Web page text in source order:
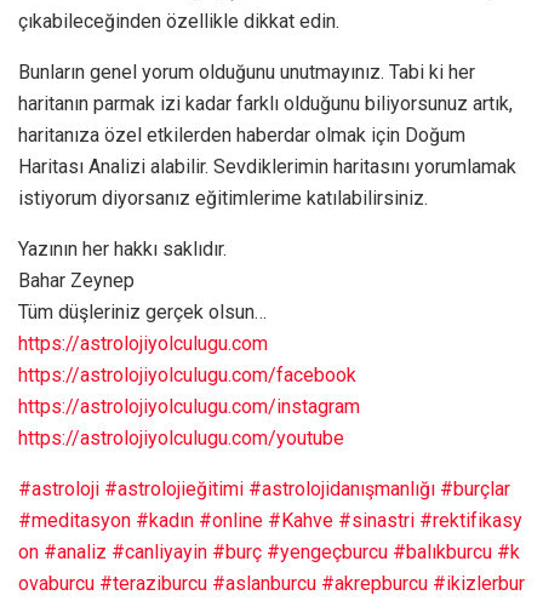
çıkabileceğinden özellikle dikkat edin.
Bunların genel yorum olduğunu unutmayınız. Tabi ki her
haritanın parmak izi kadar farklı olduğunu biliyorsunuz artık,
haritanıza özel etkilerden haberdar olmak için Doğum
Haritası Analizi alabilir. Sevdiklerimin haritasını yorumlamak
istiyorum diyorsanız eğitimlerime katılabilirsiniz.
Yazının her hakkı saklıdır.
Bahar Zeynep
Tüm düşleriniz gerçek olsun…
https://astrolojiyolculugu.com
https://astrolojiyolculugu.com/facebook
https://astrolojiyolculugu.com/instagram
https://astrolojiyolculugu.com/youtube
#astroloji #astrolojieğitimi #astrolojidanışmanlığı #burçlar
#meditasyon #kadın #online #Kahve #sinastri #rektifikasy
on #analiz #canliyayin #burç #yengeçburcu #balıkburcu #k
ovaburcu #teraziburcu #aslanburcu #akrepburcu #ikizlerbur